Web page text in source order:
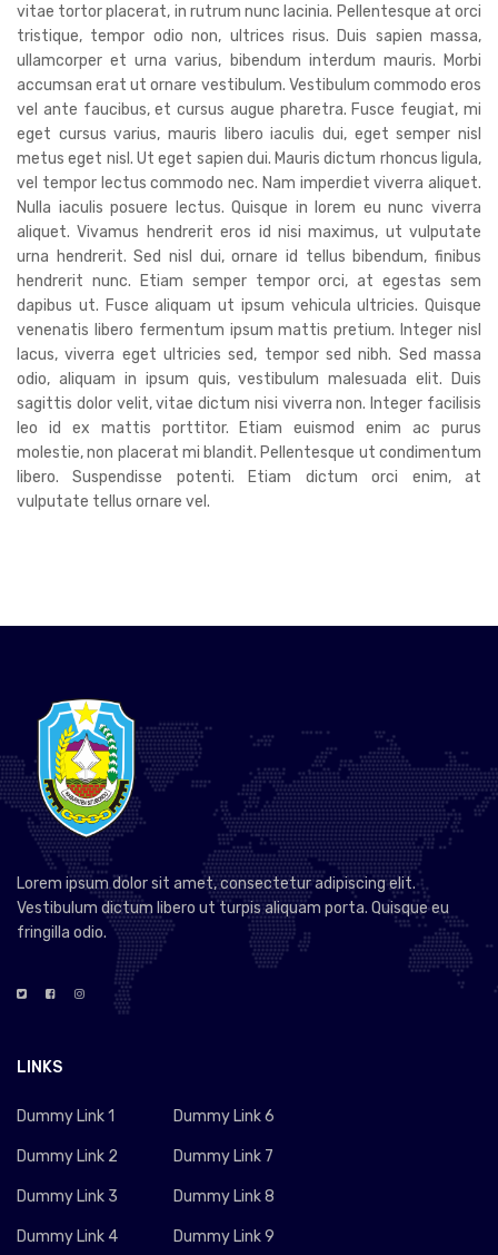
vitae tortor placerat, in rutrum nunc lacinia. Pellentesque at orci
tristique, tempor odio non, ultrices risus. Duis sapien massa,
ullamcorper et urna varius, bibendum interdum mauris. Morbi
accumsan erat ut ornare vestibulum. Vestibulum commodo eros
vel ante faucibus, et cursus augue pharetra. Fusce feugiat, mi
eget cursus varius, mauris libero iaculis dui, eget semper nisl
metus eget nisl. Ut eget sapien dui. Mauris dictum rhoncus ligula,
vel tempor lectus commodo nec. Nam imperdiet viverra aliquet.
Nulla iaculis posuere lectus. Quisque in lorem eu nunc viverra
aliquet. Vivamus hendrerit eros id nisi maximus, ut vulputate
urna hendrerit. Sed nisl dui, ornare id tellus bibendum, finibus
hendrerit nunc. Etiam semper tempor orci, at egestas sem
dapibus ut. Fusce aliquam ut ipsum vehicula ultricies. Quisque
venenatis libero fermentum ipsum mattis pretium. Integer nisl
lacus, viverra eget ultricies sed, tempor sed nibh. Sed massa
odio, aliquam in ipsum quis, vestibulum malesuada elit. Duis
sagittis dolor velit, vitae dictum nisi viverra non. Integer facilisis
leo id ex mattis porttitor. Etiam euismod enim ac purus
molestie, non placerat mi blandit. Pellentesque ut condimentum
libero. Suspendisse potenti. Etiam dictum orci enim, at
vulputate tellus ornare vel.
Lorem ipsum dolor sit amet, consectetur adipiscing elit.
Vestibulum dictum libero ut turpis aliquam porta. Quisque eu
fringilla odio.
LINKS
Dummy Link 1
Dummy Link 2
Dummy Link 3
Dummy Link 4
Dummy Link 6
Dummy Link 7
Dummy Link 8
Dummy Link 9